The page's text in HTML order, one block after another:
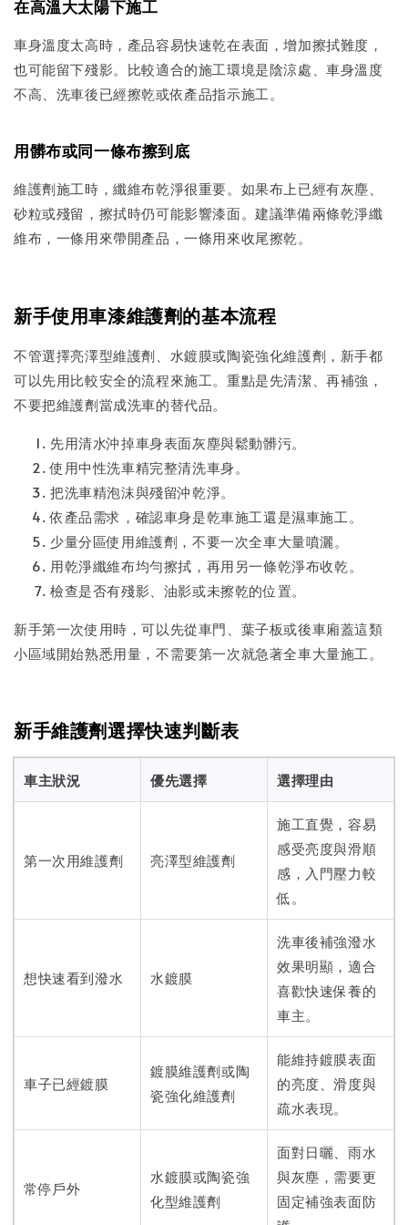
在高溫大太陽下施工
車身溫度太高時，產品容易快速乾在表面，增加擦拭難度，
也可能留下殘影。比較適合的施工環境是陰涼處、車身溫度
不高、洗車後已經擦乾或依產品指示施工。
用髒布或同一條布擦到底
維護劑施工時，纖維布乾淨很重要。如果布上已經有灰塵、
砂粒或殘留，擦拭時仍可能影響漆面。建議準備兩條乾淨纖
維布，一條用來帶開產品，一條用來收尾擦乾。
新手使用車漆維護劑的基本流程
不管選擇亮澤型維護劑、水鍍膜或陶瓷強化維護劑，新手都
可以先用比較安全的流程來施工。重點是先清潔、再補強，
不要把維護劑當成洗車的替代品。
先用清水沖掉車身表面灰塵與鬆動髒污。
使用中性洗車精完整清洗車身。
把洗車精泡沫與殘留沖乾淨。
依產品需求，確認車身是乾車施工還是濕車施工。
少量分區使用維護劑，不要一次全車大量噴灑。
用乾淨纖維布均勻擦拭，再用另一條乾淨布收乾。
檢查是否有殘影、油影或未擦乾的位置。
新手第一次使用時，可以先從車門、葉子板或後車廂蓋這類
小區域開始熟悉用量，不需要第一次就急著全車大量施工。
新手維護劑選擇快速判斷表
車主狀況 優先選擇 選擇理由
第一次用維護劑 亮澤型維護劑
施工直覺，容易
感受亮度與滑順
感，入門壓力較
低。
想快速看到潑水 水鍍膜
洗車後補強潑水
效果明顯，適合
喜歡快速保養的
車主。
車子已經鍍膜
鍍膜維護劑或陶
瓷強化維護劑
能維持鍍膜表面
的亮度、滑度與
疏水表現。
常停戶外
水鍍膜或陶瓷強
化型維護劑
面對日曬、雨水
與灰塵，需要更
固定補強表面防